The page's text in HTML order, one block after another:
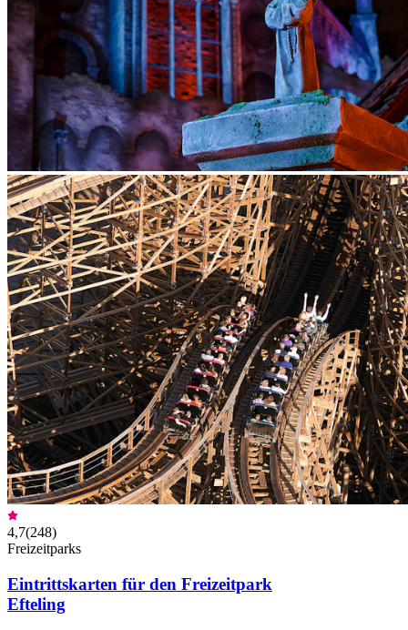
4,7(248)
Freizeitparks
Eintrittskarten für den Freizeitpark
Efteling